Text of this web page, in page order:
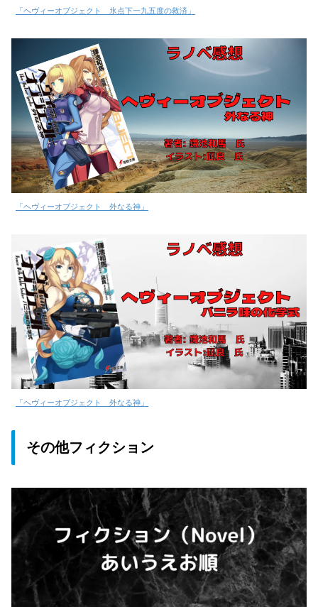
「ヘヴィーオブジェクト 氷点下一九五度の救済」
「ヘヴィーオブジェクト 外なる神」
「ヘヴィーオブジェクト 外なる神」
その他フィクション